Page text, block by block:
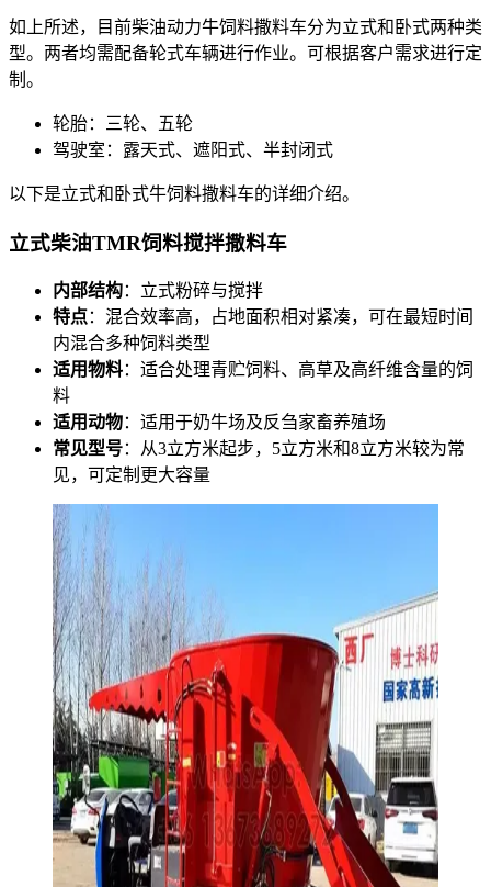
如上所述，目前柴油动力牛饲料撒料车分为立式和卧式两种类
型。两者均需配备轮式车辆进行作业。可根据客户需求进行定
制。
轮胎：三轮、五轮
驾驶室：露天式、遮阳式、半封闭式
以下是立式和卧式牛饲料撒料车的详细介绍。
立式柴油TMR饲料搅拌撒料车
内部结构：立式粉碎与搅拌
特点：混合效率高，占地面积相对紧凑，可在最短时间
内混合多种饲料类型
适用物料：适合处理青贮饲料、高草及高纤维含量的饲
料
适用动物：适用于奶牛场及反刍家畜养殖场
常见型号：从3立方米起步，5立方米和8立方米较为常
见，可定制更大容量